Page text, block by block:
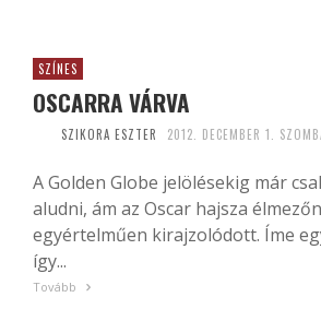
SZÍNES
OSCARRA VÁRVA
SZIKORA ESZTER 2012. DECEMBER 1.
A Golden Globe jelölésekig már
aludni, ám az Oscar hajsza
egyértelműen kirajzolódott. Íme
így...
Tovább